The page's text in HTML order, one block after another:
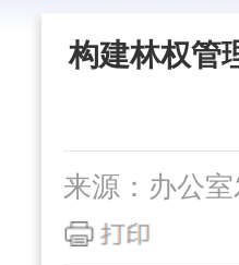
构建林权管
来源：办公室